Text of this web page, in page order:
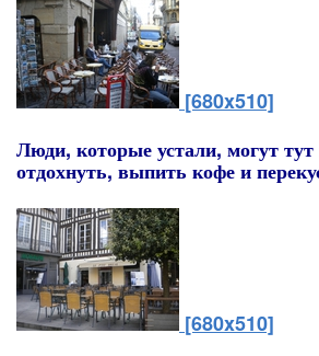
[680x510]
Люди, которые устали, могут тут
отдохнуть, выпить кофе и
[680x510]